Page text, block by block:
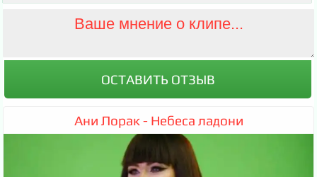
Ани Лорак - Небеса ладони